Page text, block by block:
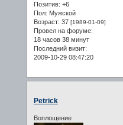
Позитив: +6
Пол: Мужской
Возраст: 37 [1989-01-09]
Провел на форуме:
18 часов 38 минут
Последний визит:
2009-10-29 08:47:20
Petrick
Воплощение